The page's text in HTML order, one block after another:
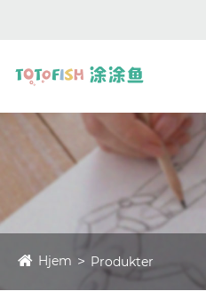
Hjem Produkter